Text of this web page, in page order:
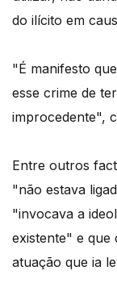
do ilícito em
"É manifesto
esse crime de
improcedente",
Entre outros
"não estava
"invocava a
existente" e que
atuação que ia